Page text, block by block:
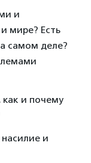
и
мире? Есть
самом деле?
как и почему
и